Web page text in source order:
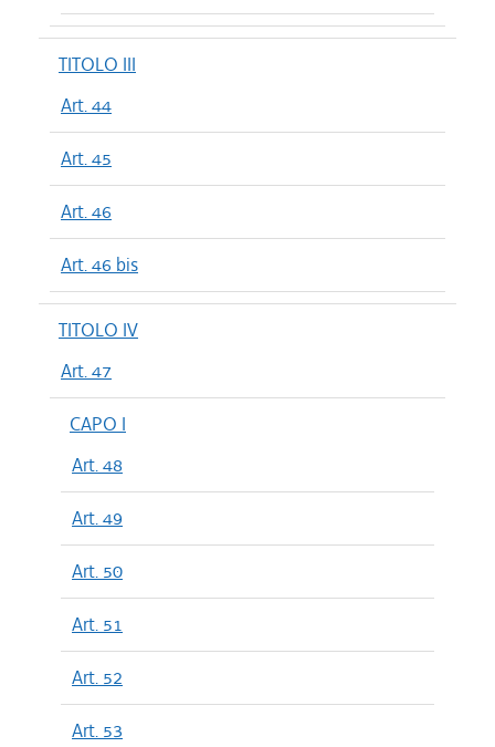
TITOLO III
Art. 44
Art. 45
Art. 46
Art. 46 bis
TITOLO IV
Art. 47
CAPO I
Art. 48
Art. 49
Art. 50
Art. 51
Art. 52
Art. 53